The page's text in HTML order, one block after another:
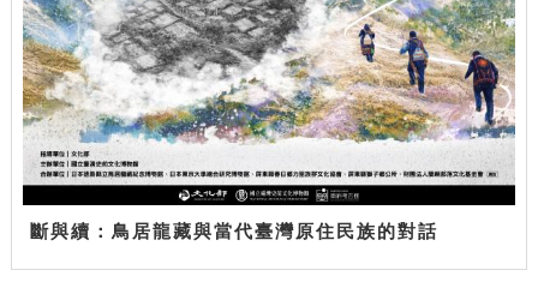
斷與續：鳥居龍藏與當代臺灣原住民族的對話